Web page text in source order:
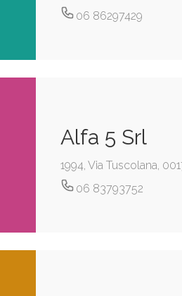
06 86297429
Alfa 5 Srl
1994, Via Tuscolana,
06 83793752